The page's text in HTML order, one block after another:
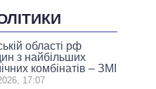
області рф
з найбільших
комбінатів – ЗМІ
17:07